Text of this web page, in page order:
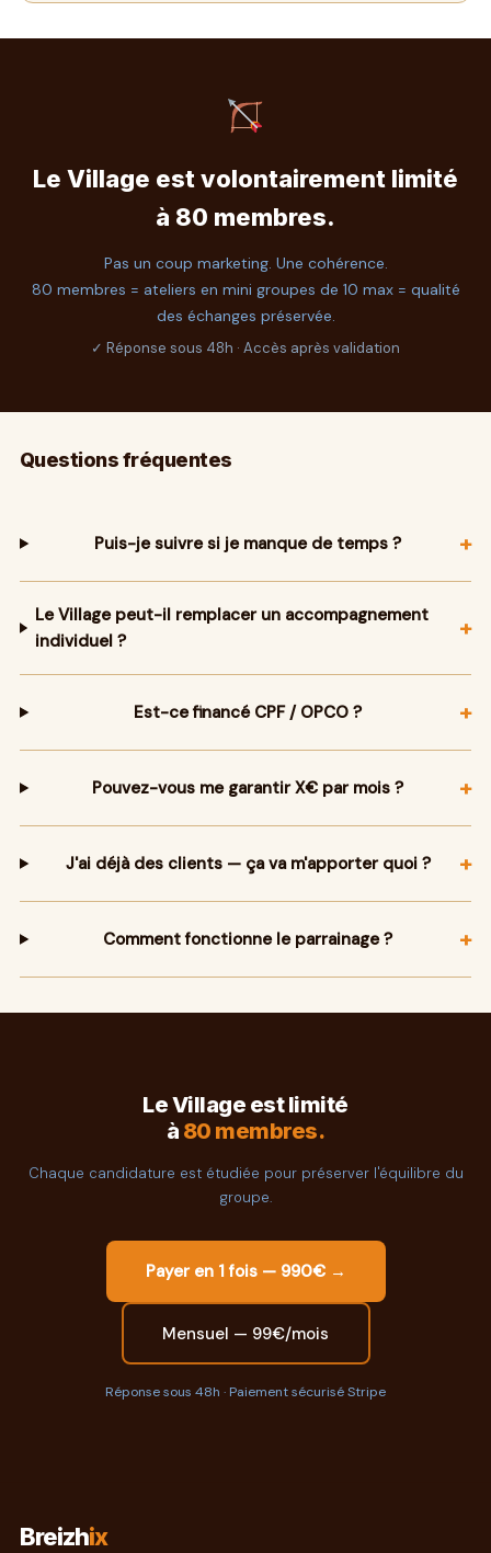
Le Village est volontairement limité
à 80 membres.
Pas un coup marketing. Une cohérence.
80 membres = ateliers en mini groupes de 10 max = qualité
des échanges préservée.
✓ Réponse sous 48h · Accès après validation
Questions fréquentes
Puis-je suivre si je manque de temps ? +
Le Village peut-il remplacer un accompagnement
individuel ?
+
Est-ce financé CPF / OPCO ? +
Pouvez-vous me garantir X€ par mois ? +
J'ai déjà des clients — ça va m'apporter quoi ? +
Comment fonctionne le parrainage ? +
Le Village est limité
à 80 membres.
Chaque candidature est étudiée pour préserver l'équilibre du
groupe.
Payer en 1 fois — 990€ →
Mensuel — 99€/mois
Réponse sous 48h · Paiement sécurisé Stripe
Breizhix